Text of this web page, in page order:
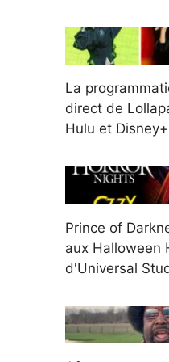
La
direct de
Hulu et
Prince of
aux Halloween
d'Universal